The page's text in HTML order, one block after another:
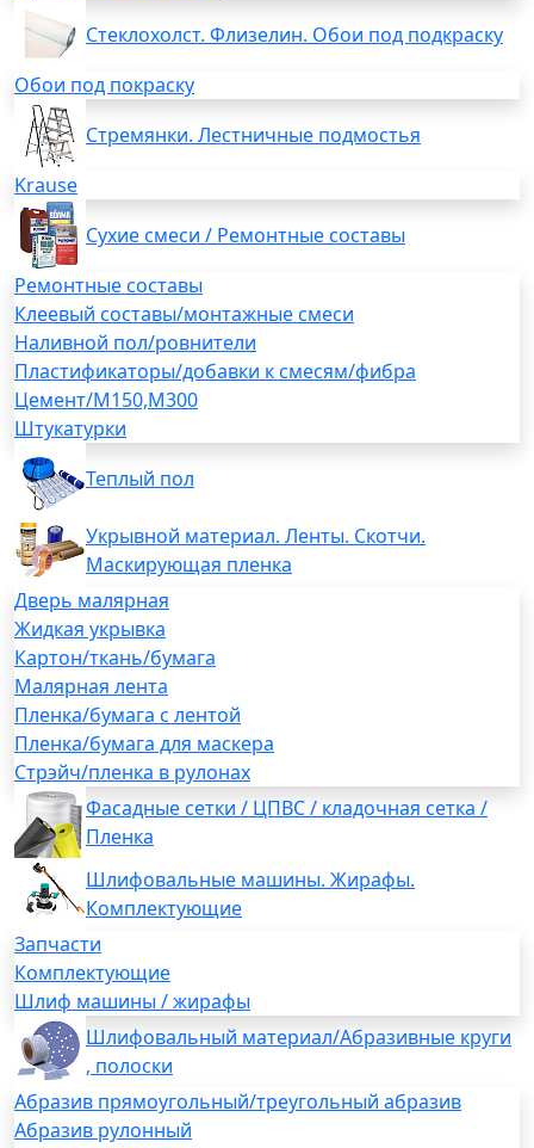
Стеклохолст. Флизелин. Обои под подкраску
Обои под покраску
Стремянки. Лестничные подмостья
Krause
Сухие смеси / Ремонтные составы
Ремонтные составы
Клеевый составы/монтажные смеси
Наливной пол/ровнители
Пластификаторы/добавки к смесям/фибра
Цемент/М150,М300
Штукатурки
Теплый пол
Укрывной материал. Ленты. Скотчи.
Маскирующая пленка
Дверь малярная
Жидкая укрывка
Картон/ткань/бумага
Малярная лента
Пленка/бумага с лентой
Пленка/бумага для маскера
Стрэйч/пленка в рулонах
Фасадные сетки / ЦПВС / кладочная сетка /
Пленка
Шлифовальные машины. Жирафы.
Комплектующие
Запчасти
Комплектующие
Шлиф машины / жирафы
Шлифовальный материал/Абразивные круги
, полоски
Абразив прямоугольный/треугольный абразив
Абразив рулонный